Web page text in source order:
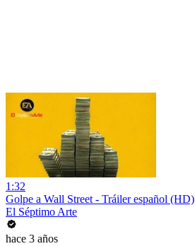
1:32
Golpe a Wall Street - Tráiler español (HD)
El Séptimo Arte
hace 3 años